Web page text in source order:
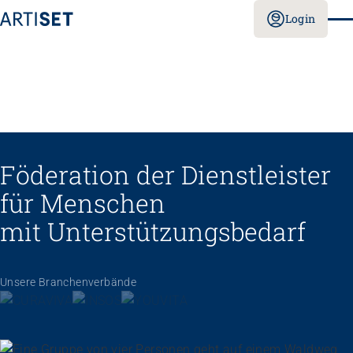
Login
Föderation der Dienstleister
für Menschen
mit Unterstützungs­bedarf
Unsere Branchenverbände